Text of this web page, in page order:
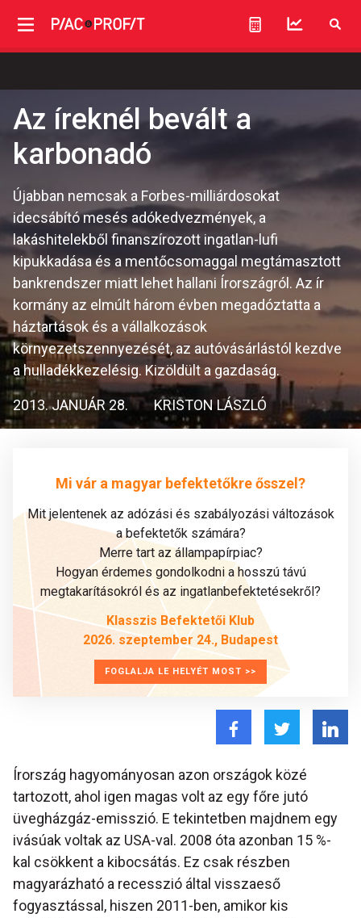
Az íreknél bevált a
karbonadó
Újabban nemcsak a Forbes-milliárdosokat
idecsábító mesés adókedvezmények, a
lakáshitelekből finanszírozott ingatlan-lufi
kipukkadása és a mentőcsomaggal megtámasztott
bankrendszer miatt lehet hallani Írországról. Az ír
kormány az elmúlt három évben megadóztatta a
háztartások és a vállalkozások
környezetszennyezését, az autóvásárlástól kezdve
a hulladékkezelésig. Kizöldült a gazdaság.
2013. JANUÁR 28. KRISTON LÁSZLÓ
Mi vár a magyar befektetőkre ősszel?
Mit jelentenek az adózási és szabályozási változások
a befektetők számára?
Merre tart az állampapírpiac?
Hogyan érdemes gondolkodni a hosszú távú
megtakarításokról és az ingatlanbefektetésekről?
Klasszis Befektetői Klub
2026. szeptember 24., Budapest
FOGLALJA LE HELYÉT MOST >>
Írország hagyományosan azon országok közé
tartozott, ahol igen magas volt az egy főre jutó
üvegházgáz-emisszió. E tekintetben majdnem egy
ivásúak voltak az USA-val. 2008 óta azonban 15 %-
kal csökkent a kibocsátás. Ez csak részben
magyarázható a recesszió által visszaeső
fogyasztással, hiszen 2011-ben, amikor kis